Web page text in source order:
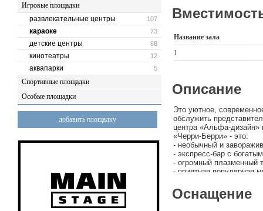
Игровые площадки
107
развлекательные центры
73
караоке
68
детские центры
12
кинотеатры
5
аквапарки
Спортивные площадки
Особые площадки
добавить площадку
Название зала
1
Описание
Это уютное,
обслужить
центра «Альфа-дизайн»
«Черри-Берри» - это:
- необычный и
- экспресс-бар с
- огромный плазменный
- приятная популярная
романсов; Кафе «Черри-
кухни, а так же
Оснащение